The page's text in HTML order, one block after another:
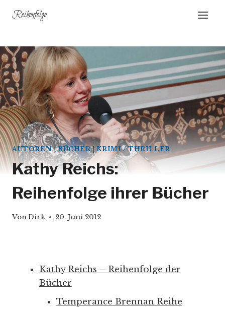
Inhalt
Reihenfolge
AUTOREN|BÜCHER|KRIMI / THRILLER
Kathy Reichs:
Reihenfolge ihrer Bücher
VonDirk 20. Juni 2012
Kathy Reichs – Reihenfolge der
Bücher
Temperance Brennan Reihe